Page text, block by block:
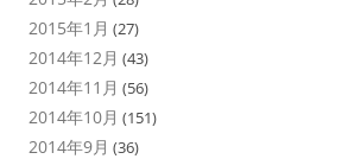
2015年1月 (27)
2014年12月 (43)
2014年11月 (56)
2014年10月 (151)
2014年9月 (36)